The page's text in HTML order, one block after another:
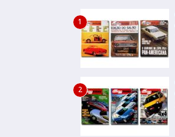
1
2